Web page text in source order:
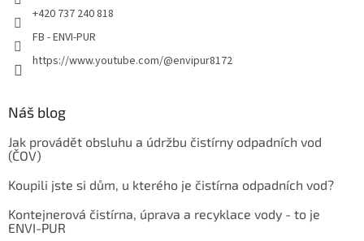
+420 737 240 818
FB - ENVI-PUR
https://www.youtube.com/@envipur8172
Náš blog
Jak provádět obsluhu a údržbu čistírny odpadních vod
(ČOV)
Koupili jste si dům, u kterého je čistírna odpadních vod?
Kontejnerová čistírna, úprava a recyklace vody - to je
ENVI-PUR